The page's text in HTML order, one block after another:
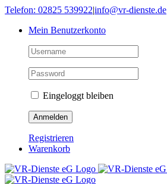
Skip
content
Telefon: 02825 539922|info@vr-dienste.de
Mein Benutzerkonto
Eingeloggt bleiben
Registrieren
Warenkorb